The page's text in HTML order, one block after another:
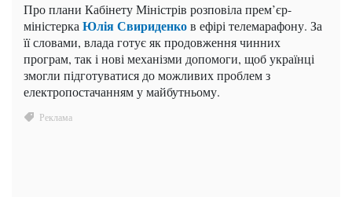
Про плани Кабінету Міністрів розповіла прем’єр-
міністеркаЮлія Свириденков ефірі телемарафону. За
її словами, влада готує як продовження чинних
програм, так і нові механізми допомоги, щоб українці
змогли підготуватися до можливих проблем з
електропостачанням у майбутньому.